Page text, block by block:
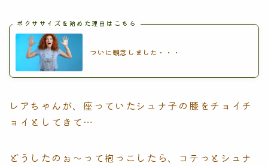
ボクササイズを始めた理由はこちら
ついに観念しました・・・
レアちゃんが、座っていたシュナ子の膝をチョイチ
ョイとしてきて…
どうしたのぉ〜って抱っこしたら、コテっとシュナ